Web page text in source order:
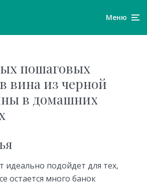
Меню
пошаговых
вина из черной
в домашних
идеально подойдет для тех,
остается много банок